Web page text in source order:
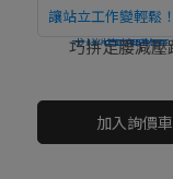
讓站立工作變輕鬆
求拼裝需要的
直接購買
巧拼足腰減壓
加入詢價車